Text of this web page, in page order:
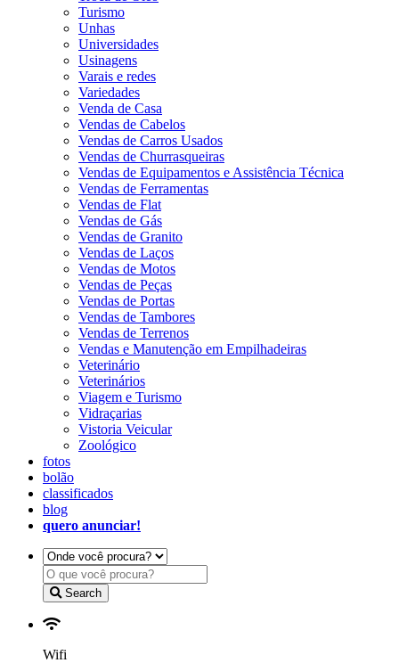
Turismo
Unhas
Universidades
Usinagens
Varais e redes
Variedades
Venda de Casa
Vendas de Cabelos
Vendas de Carros Usados
Vendas de Churrasqueiras
Vendas de Equipamentos e Assistência Técnica
Vendas de Ferramentas
Vendas de Flat
Vendas de Gás
Vendas de Granito
Vendas de Laços
Vendas de Motos
Vendas de Peças
Vendas de Portas
Vendas de Tambores
Vendas de Terrenos
Vendas e Manutenção em Empilhadeiras
Veterinário
Veterinários
Viagem e Turismo
Vidraçarias
Vistoria Veicular
Zoológico
fotos
bolão
classificados
blog
quero anunciar!
Search
Wifi